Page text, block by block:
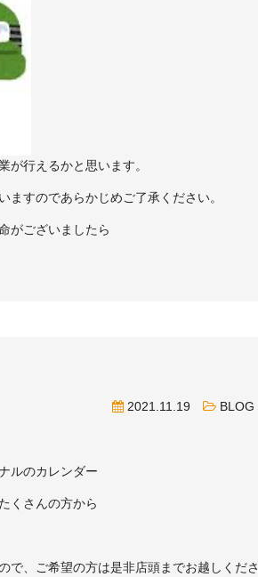
が行えるかと思います。
すのであらかじめご了承ください。
がございましたら
2021.11.19 BLOG
ルのカレンダー
くさんの方から
で、ご希望の方は是非店頭までお越しくださ